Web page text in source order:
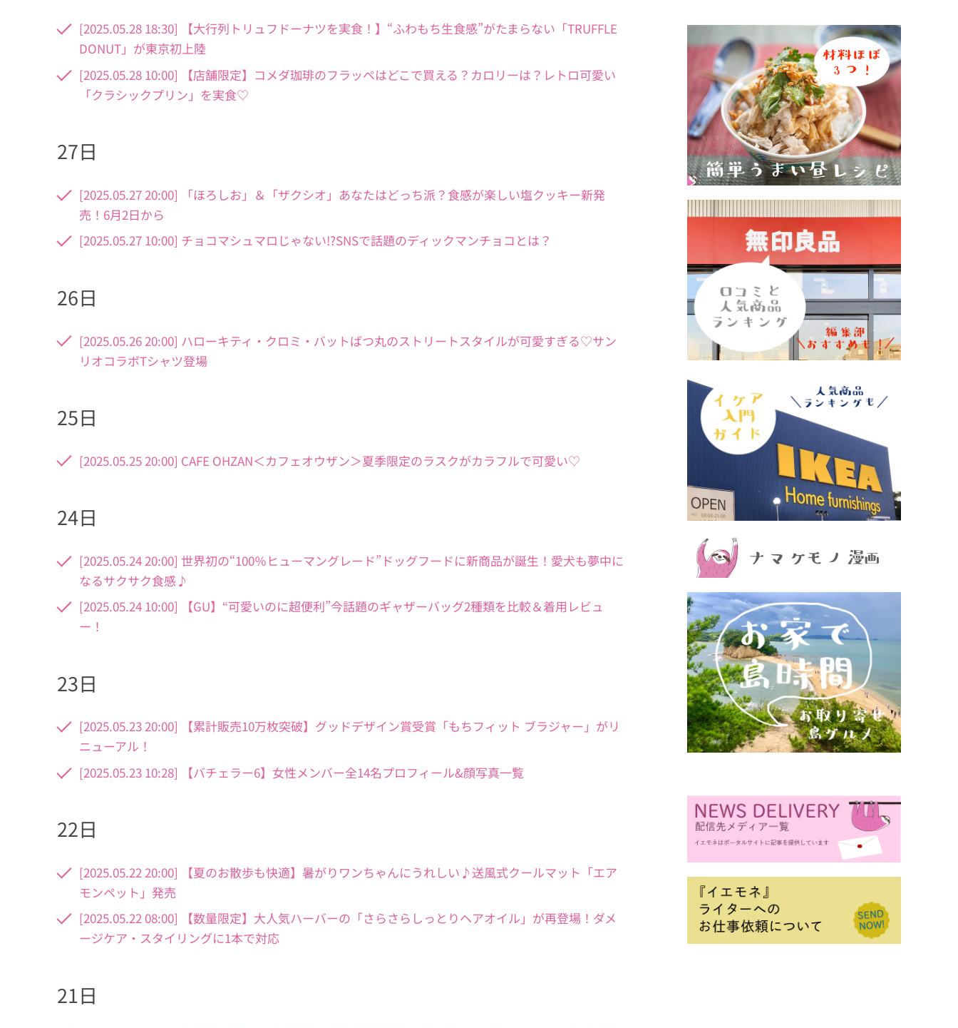
[2025.05.28 18:30] 【大行列トリュフドーナツを実食！】“ふわもち生食感”がたまらない「TRUFFLE
DONUT」が東京初上陸
[2025.05.28 10:00] 【店舗限定】コメダ珈琲のフラッペはどこで買える？カロリーは？レトロ可愛い
「クラシックプリン」を実食♡
27日
[2025.05.27 20:00] 「ほろしお」＆「ザクシオ」あなたはどっち派？食感が楽しい塩クッキー新発
売！6月2日から
[2025.05.27 10:00] チョコマシュマロじゃない!?SNSで話題のディックマンチョコとは？
26日
[2025.05.26 20:00] ハローキティ・クロミ・バットばつ丸のストリートスタイルが可愛すぎる♡サン
リオコラボTシャツ登場
25日
[2025.05.25 20:00] CAFE OHZAN＜カフェオウザン＞夏季限定のラスクがカラフルで可愛い♡
24日
[2025.05.24 20:00] 世界初の“100％ヒューマングレード”ドッグフードに新商品が誕生！愛犬も夢中に
なるサクサク食感♪
[2025.05.24 10:00] 【GU】“可愛いのに超便利”今話題のギャザーバッグ2種類を比較＆着用レビュ
ー！
23日
[2025.05.23 20:00] 【累計販売10万枚突破】グッドデザイン賞受賞「もちフィット ブラジャー」がリ
ニューアル！
[2025.05.23 10:28] 【バチェラー6】女性メンバー全14名プロフィール&顔写真一覧
22日
[2025.05.22 20:00] 【夏のお散歩も快適】暑がりワンちゃんにうれしい♪送風式クールマット「エア
モンペット」発売
[2025.05.22 08:00] 【数量限定】大人気ハーバーの「さらさらしっとりヘアオイル」が再登場！ダメ
ージケア・スタイリングに1本で対応
21日